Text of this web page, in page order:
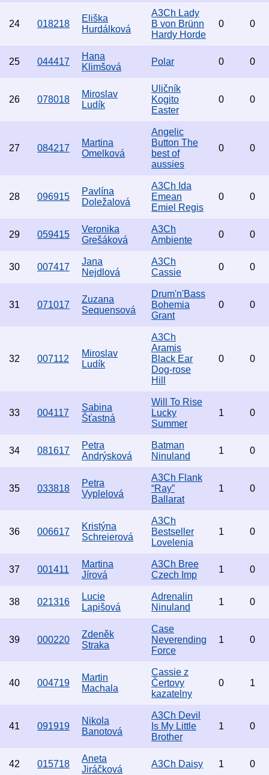
24 018218
Eliška
Hurdálková
A3Ch Lady
B von Brünn
Hardy Horde
0 0
25 044417
Hana
Klimšová
Polar 0 0
26 078018
Miroslav
Ludík
Uličník
Kogito
Easter
0 0
27 084217
Martina
Omelková
Angelic
Button The
best of
aussies
0 0
28 096915
Pavlína
Doležalová
A3Ch Ida
Emean
Emiel Regis
0 0
29 059415
Veronika
Grešáková
A3Ch
Ambiente
0 0
30 007417
Jana
Nejdlová
A3Ch
Cassie
0 0
31 071017
Zuzana
Sequensová
Drum'n'Bass
Bohemia
Grant
0 0
32 007112
Miroslav
Ludík
A3Ch
Aramis
Black Ear
Dog-rose
Hill
0 0
33 004117
Sabina
Šťastná
Will To Rise
Lucky
Summer
1 0
34 081617
Petra
Andrýsková
Batman
Ninuland
1 0
35 033818
Petra
Vyplelová
A3Ch Flank
“Ray”
Ballarat
1 0
36 006617
Kristýna
Schreierová
A3Ch
Bestseller
Lovelenia
1 0
37 001411
Martina
Jírová
A3Ch Bree
Czech Imp
1 0
38 021316
Lucie
Lapišová
Adrenalin
Ninuland
1 0
39 000220
Zdeněk
Straka
Case
Neverending
Force
1 0
40 004719
Martin
Machala
Cassie z
Čertovy
kazatelny
0 1
41 091919
Nikola
Banotová
A3Ch Devil
Is My Little
Brother
1 0
42 015718
Aneta
Jiráčková
A3Ch Daisy 1 0